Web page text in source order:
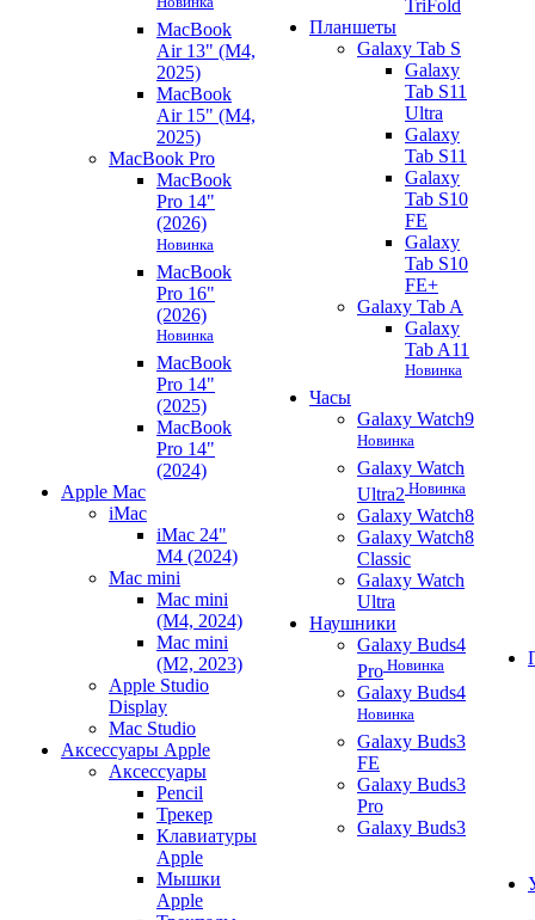
MacBook
Air 13" (M4,
2025)
MacBook
Air 15" (M4,
2025)
MacBook Pro
MacBook
Pro 14"
(2026)
Новинка
MacBook
Pro 16"
(2026)
Новинка
MacBook
Pro 14"
(2025)
MacBook
Pro 14"
(2024)
Apple Mac
iMac
iMac 24"
M4 (2024)
Mac mini
Mac mini
(M4, 2024)
Mac mini
(M2, 2023)
Apple Studio
Display
Mac Studio
Аксессуары Apple
Аксессуары
Pencil
Трекер
Клавиатуры
Apple
Мышки
Apple
TriFold
Планшеты
Galaxy Tab S
Galaxy
Tab S11
Ultra
Galaxy
Tab S11
Galaxy
Tab S10
FE
Galaxy
Tab S10
FE+
Galaxy Tab A
Galaxy
Tab A11
Новинка
Часы
Galaxy Watch9
Новинка
Galaxy Watch
Ultra2 Новинка
Galaxy Watch8
Galaxy Watch8
Classic
Galaxy Watch
Ultra
Наушники
Galaxy Buds4
Pro Новинка
Galaxy Buds4
Новинка
Galaxy Buds3
FE
Galaxy Buds3
Pro
Galaxy Buds3